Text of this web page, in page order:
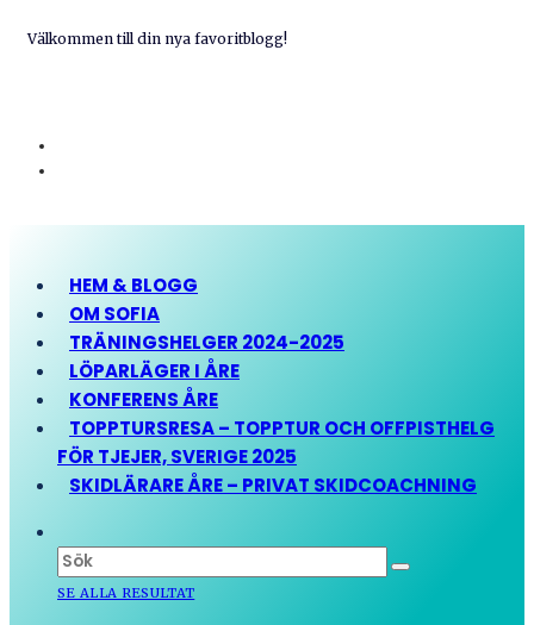
Välkommen till din nya favoritblogg!
HEM & BLOGG
OM SOFIA
TRÄNINGSHELGER 2024-2025
LÖPARLÄGER I ÅRE
KONFERENS ÅRE
TOPPTURSRESA – TOPPTUR OCH OFFPISTHELG
FÖR TJEJER, SVERIGE 2025
SKIDLÄRARE ÅRE – PRIVAT SKIDCOACHNING
SE ALLA RESULTAT